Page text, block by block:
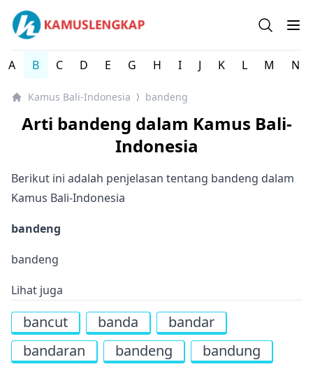
Kamus Lengkap Bali-Indonesia - Kamus Lengkap Online
Open
A B C D E G H I J K L M N
Kamus Bali-Indonesia ⟩ bandeng
Arti bandeng dalam Kamus Bali-
Indonesia
Berikut ini adalah penjelasan tentang bandeng dalam
Kamus Bali-Indonesia
bandeng
bandeng
Lihat juga
bancut banda
bandar
bandaran
bandeng
bandung